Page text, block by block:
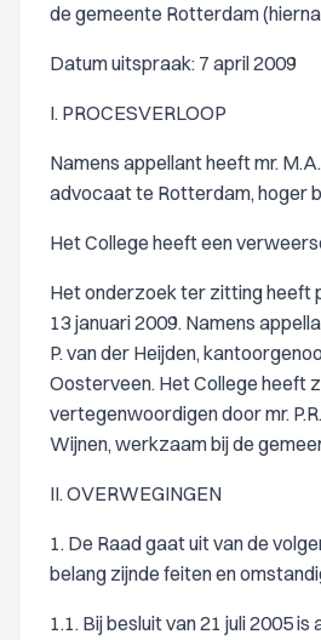
de gemeente Rotterdam
Datum uitspraak: 7 april 2009
I. PROCESVERLOOP
Namens appellant heeft mr.
advocaat te Rotterdam, hoger
Het College heeft een
Het onderzoek ter zitting heeft
13 januari 2009. Namens
P. van der Heijden,
Oosterveen. Het College heeft
vertegenwoordigen door mr.
Wijnen, werkzaam bij de
II. OVERWEGINGEN
1. De Raad gaat uit van de
belang zijnde feiten en
1.1. Bij besluit van 21 juli 2005